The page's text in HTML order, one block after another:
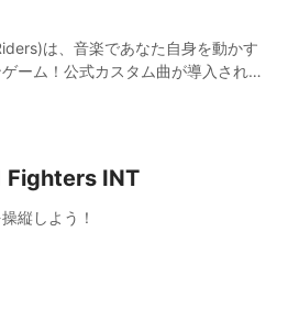
は、音楽であなた自身を動かす
ーム！公式カスタム曲が導入されて
Fighters INT
縦しよう！